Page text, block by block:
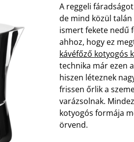
A reggeli
de mind közül talán
ismert fekete nedű
ahhoz, hogy ez
kávéfőző kotyogós
technika már ezen
hiszen léteznek
frissen őrlik a
varázsolnak.
kotyogós formája
örvend.